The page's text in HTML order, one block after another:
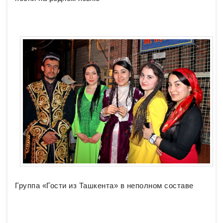
Группа «Гости из Ташкента» в неполном составе